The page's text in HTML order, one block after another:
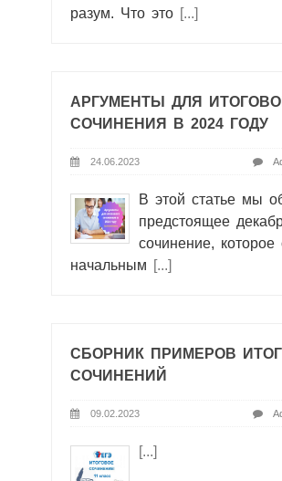
разум. Что это [...]
АРГУМЕНТЫ ДЛЯ
СОЧИНЕНИЯ В 2024 ГОДУ
24.06.2023
В этой статье мы
предстоящее
сочинение, которое
начальным [...]
СБОРНИК ПРИМЕРОВ
СОЧИНЕНИЙ
09.02.2023
[...]